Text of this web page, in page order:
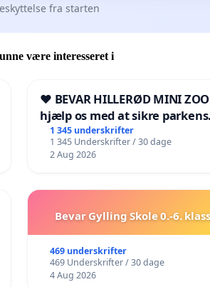
fra starten
være interesseret i
❤️ BEVAR HILLERØD MINI
hjælp os med at sikre parkens
fremtid ❤️
1 345 underskrifter
1 345 Underskrifter / 30 dage
2 Aug 2026
Bevar Gylling Skole 0.-6.
469 underskrifter
469 Underskrifter / 30 dage
4 Aug 2026